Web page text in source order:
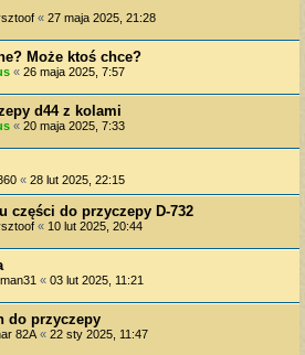
« 27 maja 2025, 21:28
Może ktoś chce?
« 26 maja 2025, 7:57
d44 z kolami
« 20 maja 2025, 7:33
« 28 lut 2025, 22:15
części do przyczepy D-732
« 10 lut 2025, 20:44
« 03 lut 2025, 11:21
do przyczepy
82A « 22 sty 2025, 11:47